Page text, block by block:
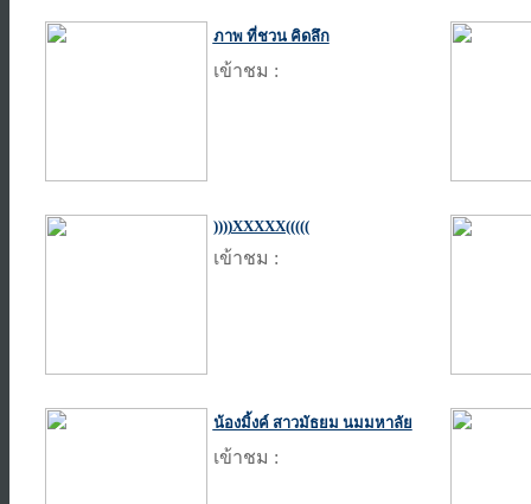
ภาพ ที่ชวน คิดลึก
เข้าชม :
))))XXXXX(((((
เข้าชม :
น้องมิ้งค์ สาวมัธยม นมมหาลัย
เข้าชม :